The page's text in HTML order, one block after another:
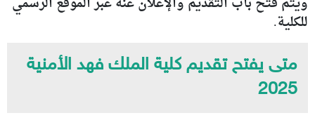
للكلية.
متى يفتح تقديم كلية الملك فهد الأمنية
2025